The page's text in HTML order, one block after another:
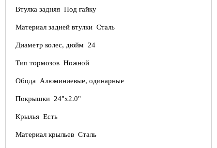
Втулка задняя Под гайку
Материал задней втулки Сталь
Диаметр колес, дюйм 24
Тип тормозов Ножной
Обода Алюминиевые, одинарные
Покрышки 24"x2.0"
Крылья Есть
Материал крыльев Сталь